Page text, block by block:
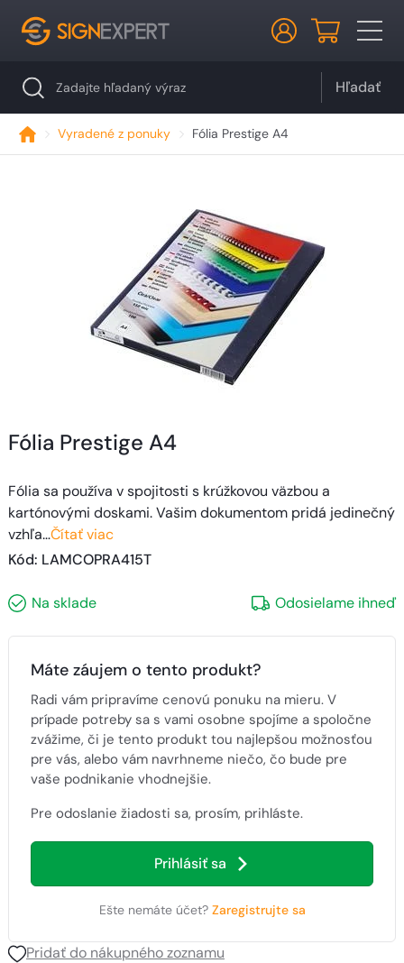
Hľadať
Vyradené z ponuky Fólia Prestige A4
Fólia Prestige A4
Fólia sa používa v spojitosti s krúžkovou väzbou a
kartónovými doskami. Vašim dokumentom pridá jedinečný
vzhľa…Čítať viac
Kód: LAMCOPRA415T
Na sklade Odosielame ihneď
Máte záujem o tento produkt?
Radi vám pripravíme cenovú ponuku na mieru. V
prípade potreby sa s vami osobne spojíme a spoločne
zvážime, či je tento produkt tou najlepšou možnosťou
pre vás, alebo vám navrhneme niečo, čo bude pre
vaše podnikanie vhodnejšie.
Pre odoslanie žiadosti sa, prosím, prihláste.
Prihlásiť sa
Ešte nemáte účet? Zaregistrujte sa
Pridať do nákupného zoznamu